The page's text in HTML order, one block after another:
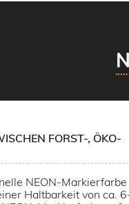
FORST-, ÖKO-
NEON-
Haltbarkeit von ca.